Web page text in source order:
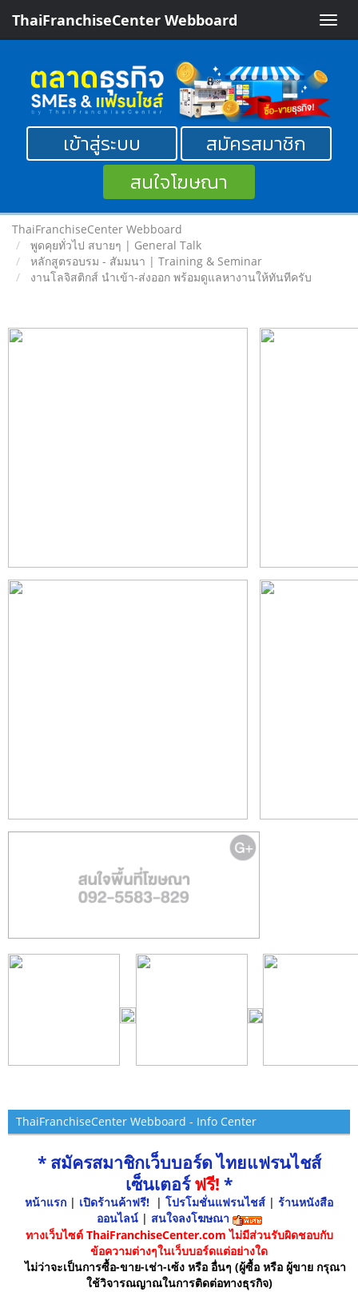
Toggle
ThaiFranchiseCenter Webboard
เข้าสู่ระบบ
สมัครสมาชิก
สนใจโฆษณา
ThaiFranchiseCenter Webboard
พูดคุยทั่วไป สบายๆ | General Talk
หลักสูตรอบรม - สัมมนา | Training & Seminar
งานโลจิสติกส์ นำเข้า-ส่งออก พร้อมดูแลหางานให้ทันทีครับ
ThaiFranchiseCenter Webboard - Info Center
* สมัครสมาชิกเว็บบอร์ด ไทยแฟรนไชส์
เซ็นเตอร์ฟรี! *
หน้าแรก | เปิดร้านค้าฟรี! | โปรโมชั่นแฟรนไชส์ | ร้านหนังสือ
ออนไลน์ | สนใจลงโฆษณา
ทางเว็บไซต์ ThaiFranchiseCenter.com ไม่มีส่วนรับผิดชอบกับ
ข้อความต่างๆในเว็บบอร์ดแต่อย่างใด
ไม่ว่าจะเป็นการซื้อ-ขาย-เช่า-เซ้ง หรือ อื่นๆ (ผู้ซื้อ หรือ ผู้ขาย กรุณา
ใช้วิจารณญาณในการติดต่อทางธุรกิจ)